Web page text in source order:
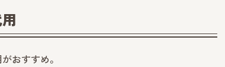
おすすめ。